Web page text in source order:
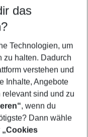
das
Technologien, um
zu halten. Dadurch
verstehen und
Inhalte, Angebote
sind und zu
, wenn du
Dann wähle
„Cookies